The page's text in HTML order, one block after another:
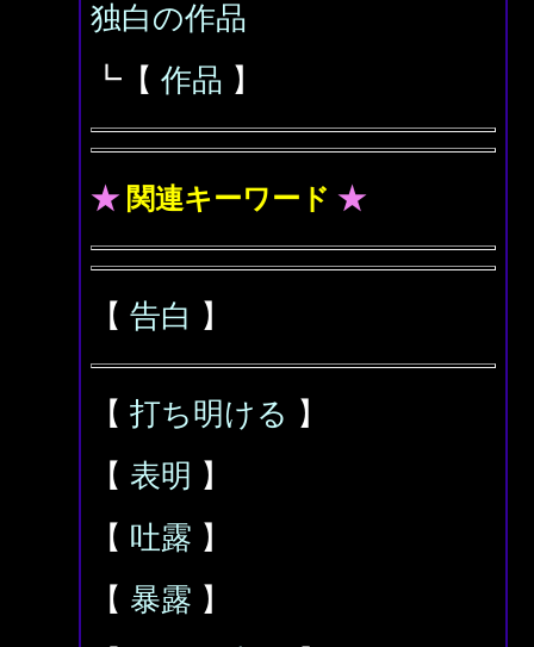
独白の作品
┗【 作品 】
★ 関連キーワード ★
【 告白 】
【 打ち明ける 】
【 表明 】
【 吐露 】
【 暴露 】